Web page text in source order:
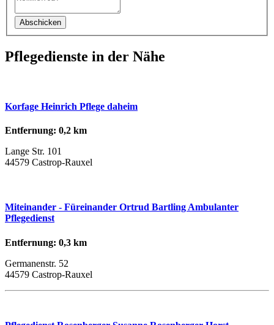
Abschicken
Pflegedienste in der Nähe
Korfage Heinrich Pflege daheim
Entfernung: 0,2 km
Lange Str. 101
44579 Castrop-Rauxel
Miteinander - Füreinander Ortrud Bartling Ambulanter
Pflegedienst
Entfernung: 0,3 km
Germanenstr. 52
44579 Castrop-Rauxel